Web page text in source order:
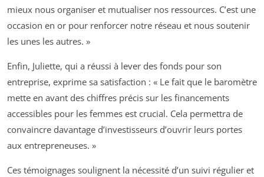
mieux nous organiser et mutualiser nos ressources. C’est une
occasion en or pour renforcer notre réseau et nous soutenir
les unes les autres. »
Enfin, Juliette, qui a réussi à lever des fonds pour son
entreprise, exprime sa satisfaction : « Le fait que le baromètre
mette en avant des chiffres précis sur les financements
accessibles pour les femmes est crucial. Cela permettra de
convaincre davantage d’investisseurs d’ouvrir leurs portes
aux entrepreneuses. »
Ces témoignages soulignent la nécessité d’un suivi régulier et